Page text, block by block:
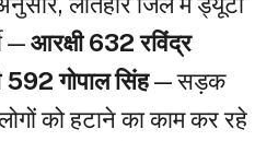
—आरक्षी 632 रविंद्र
592 गोपाल सिंह— सड़क
को हटाने का काम कर रहे